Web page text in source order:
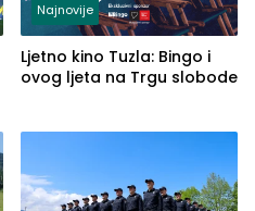
Najnovije
Ljetno kino Tuzla: Bingo i
ovog ljeta na Trgu slobode